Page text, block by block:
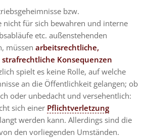
bzw.
nicht für sich bewahren und interne
etc. außenstehenden
müssenarbeitsrechtliche,
Konsequenzen
spielt es keine Rolle, auf welche
an die Öffentlichkeit gelangen; ob
oder unbedacht und versehentlich:
sich einer Pflichtverletzung
werden kann. Allerdings sind die
den vorliegenden Umständen.